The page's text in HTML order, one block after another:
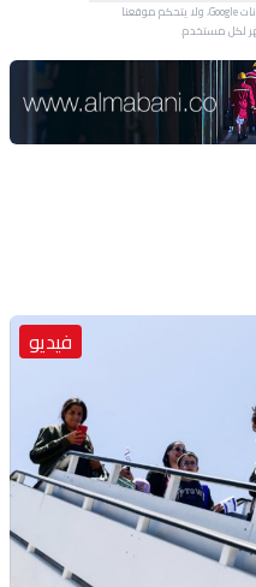
يتم عرض هذا الإعلان بواسطة إعلانات Google، ولا يتحكم موقعنا
لكل مستخدم.
فيديو